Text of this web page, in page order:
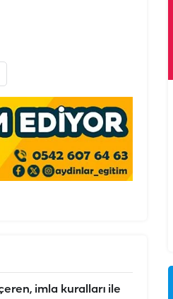
imla kuralları ile